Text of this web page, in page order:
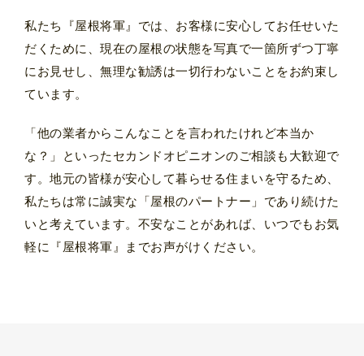
私たち『屋根将軍』では、お客様に安心してお任せいた
だくために、現在の屋根の状態を写真で一箇所ずつ丁寧
にお見せし、無理な勧誘は一切行わないことをお約束し
ています。
「他の業者からこんなことを言われたけれど本当か
な？」といったセカンドオピニオンのご相談も大歓迎で
す。地元の皆様が安心して暮らせる住まいを守るため、
私たちは常に誠実な「屋根のパートナー」であり続けた
いと考えています。不安なことがあれば、いつでもお気
軽に『屋根将軍』までお声がけください。